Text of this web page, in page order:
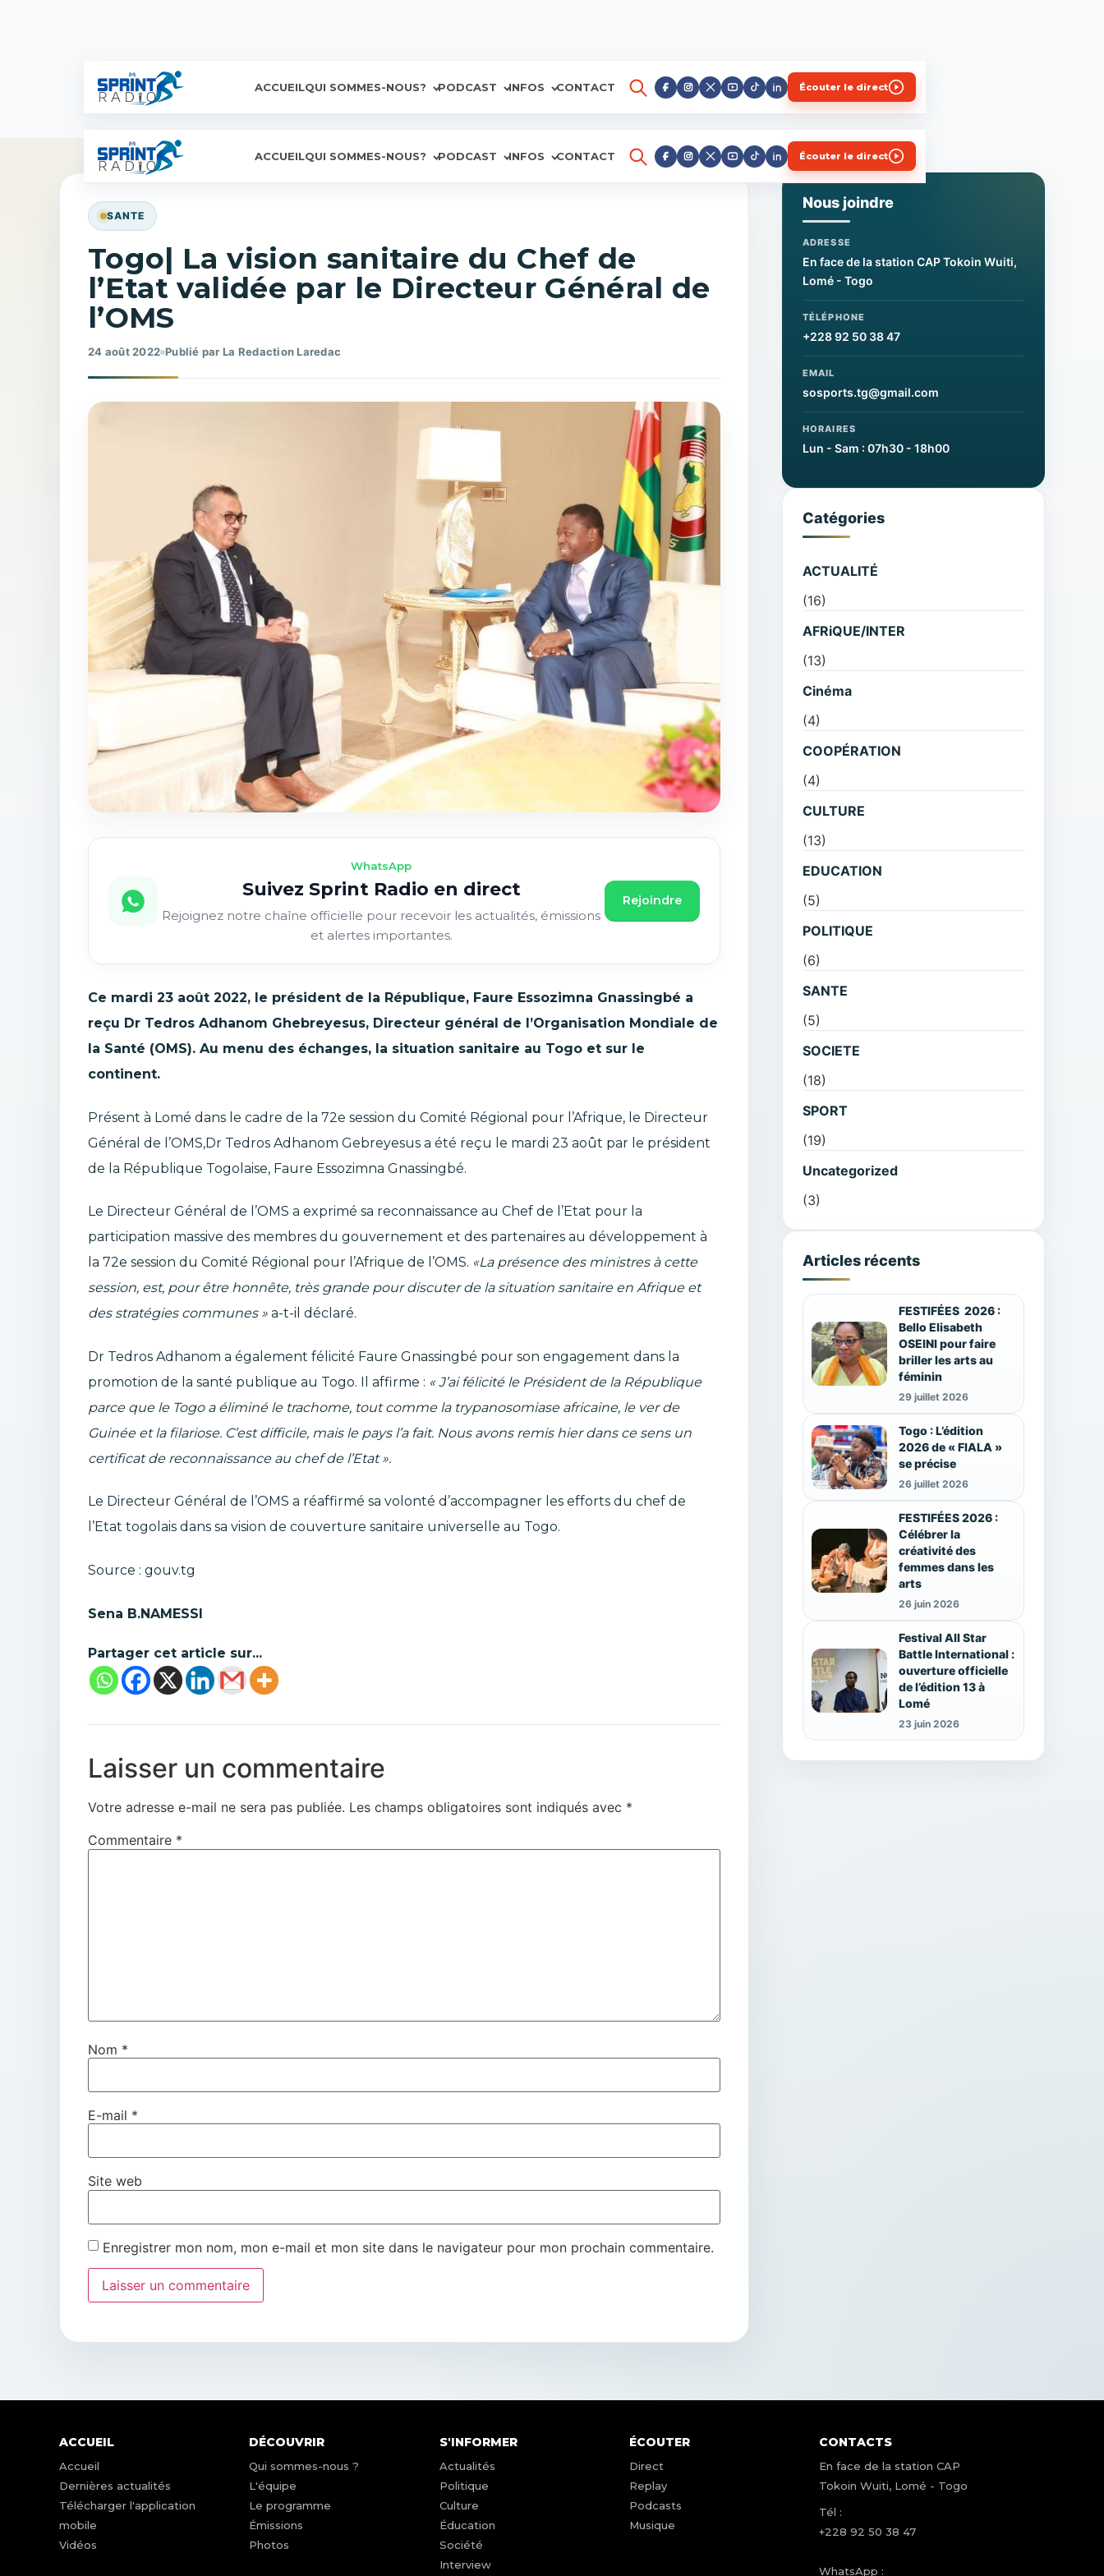
ACCUEILQUI SOMMES-NOUS? PODCAST INFOS CONTACT Écouter le direct
ACCUEILQUI SOMMES-NOUS? PODCAST INFOS CONTACT Écouter le direct
SANTE
Togo| La vision sanitaire du Chef de
l’Etat validée par le Directeur Général de
l’OMS
24 août 2022 Publié par La Redaction Laredac
WhatsApp
Suivez Sprint Radio en direct
Rejoignez notre chaîne officielle pour recevoir les actualités, émissions
et alertes importantes.
Rejoindre
Ce mardi 23 août 2022, le président de la République, Faure Essozimna Gnassingbé a
reçu Dr Tedros Adhanom Ghebreyesus, Directeur général de l’Organisation Mondiale de
la Santé (OMS). Au menu des échanges, la situation sanitaire au Togo et sur le
continent.
Présent à Lomé dans le cadre de la 72e session du Comité Régional pour l’Afrique, le Directeur
Général de l’OMS,Dr Tedros Adhanom Gebreyesus a été reçu le mardi 23 août par le président
de la République Togolaise, Faure Essozimna Gnassingbé.
Le Directeur Général de l’OMS a exprimé sa reconnaissance au Chef de l’Etat pour la
participation massive des membres du gouvernement et des partenaires au développement à
la 72e session du Comité Régional pour l’Afrique de l’OMS. «La présence des ministres à cette
session, est, pour être honnête, très grande pour discuter de la situation sanitaire en Afrique et
des stratégies communes » a-t-il déclaré.
Dr Tedros Adhanom a également félicité Faure Gnassingbé pour son engagement dans la
promotion de la santé publique au Togo. Il affirme : « J’ai félicité le Président de la République
parce que le Togo a éliminé le trachome, tout comme la trypanosomiase africaine, le ver de
Guinée et la filariose. C’est difficile, mais le pays l’a fait. Nous avons remis hier dans ce sens un
certificat de reconnaissance au chef de l’Etat ».
Le Directeur Général de l’OMS a réaffirmé sa volonté d’accompagner les efforts du chef de
l’Etat togolais dans sa vision de couverture sanitaire universelle au Togo.
Source : gouv.tg
Sena B.NAMESSI
Partager cet article sur...
Laisser un commentaire
Votre adresse e-mail ne sera pas publiée. Les champs obligatoires sont indiqués avec *
Commentaire *
Nom *
E-mail *
Site web
Enregistrer mon nom, mon e-mail et mon site dans le navigateur pour mon prochain commentaire.
Nous joindre
ADRESSE
En face de la station CAP Tokoin Wuiti,
Lomé - Togo
TÉLÉPHONE
+228 92 50 38 47
EMAIL
sosports.tg@gmail.com
HORAIRES
Lun - Sam : 07h30 - 18h00
Catégories
ACTUALITÉ
(16)
AFRiQUE/INTER
(13)
Cinéma
(4)
COOPÉRATION
(4)
CULTURE
(13)
EDUCATION
(5)
POLITIQUE
(6)
SANTE
(5)
SOCIETE
(18)
SPORT
(19)
Uncategorized
(3)
Articles récents
FESTIFÉES 2026 :
Bello Elisabeth
OSEINI pour faire
briller les arts au
féminin
29 juillet 2026
Togo : L’édition
2026 de « FIALA »
se précise
26 juillet 2026
FESTIFÉES 2026 :
Célébrer la
créativité des
femmes dans les
arts
26 juin 2026
Festival All Star
Battle International :
ouverture officielle
de l’édition 13 à
Lomé
23 juin 2026
ACCUEIL
Accueil
Dernières actualités
Télécharger l'application
mobile
Vidéos
DÉCOUVRIR
Qui sommes-nous ?
L'équipe
Le programme
Émissions
Photos
S'INFORMER
Actualités
Politique
Culture
Éducation
Société
Interview
ÉCOUTER
Direct
Replay
Podcasts
Musique
CONTACTS
En face de la station CAP
Tokoin Wuiti, Lomé - Togo
Tél :
+228 92 50 38 47
WhatsApp :